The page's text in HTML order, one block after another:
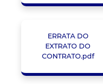
ERRATA DO
EXTRATO DO
CONTRATO.pdf